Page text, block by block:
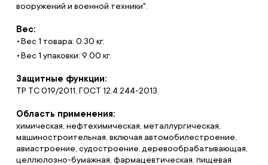
вооружений и военной техники".
Вес:
Вес 1 товара: 0.30 кг.
Вес 1 упаковки: 9.00 кг.
Защитные функции:
ТР ТС 019/2011, ГОСТ 12.4.244-2013
Область применения:
химическая, нефтехимическая, металлургическая,
машиностроительная, включая автомобилестроение,
авиастроение, судостроение, деревообрабатывающая,
целлюлозно-бумажная, фармацевтическая, пищевая